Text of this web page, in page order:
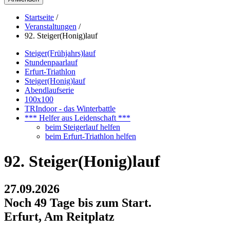
Startseite /
Veranstaltungen /
92. Steiger(Honig)lauf
Steiger(Frühjahrs)lauf
Stundenpaarlauf
Erfurt-Triathlon
Steiger(Honig)lauf
Abendlaufserie
100x100
TRIndoor - das Winterbattle
*** Helfer aus Leidenschaft ***
beim Steigerlauf helfen
beim Erfurt-Triathlon helfen
92. Steiger(Honig)lauf
27.09.2026
Noch 49 Tage bis zum Start.
Erfurt, Am Reitplatz